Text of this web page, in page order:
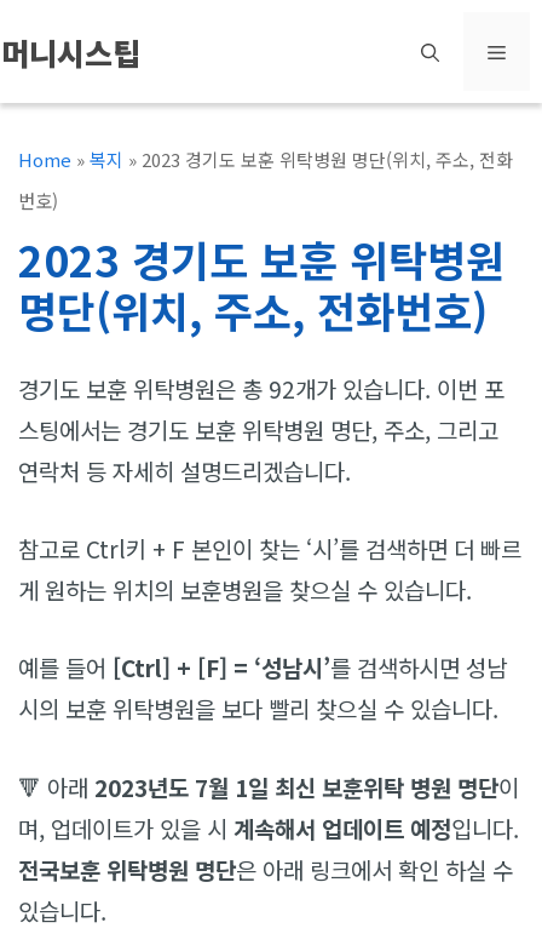
텐
츠
머니시스팁 메
Home »복지 » 2023 경기도 보훈 위탁병원 명단(위치, 주소, 전화
번호)
2023 경기도 보훈 위탁병원
명단(위치, 주소, 전화번호)
경기도 보훈 위탁병원은 총 92개가 있습니다. 이번 포
스팅에서는 경기도 보훈 위탁병원 명단, 주소, 그리고
연락처 등 자세히 설명드리겠습니다.
참고로 Ctrl키 + F 본인이 찾는 ‘시’를 검색하면 더 빠르
게 원하는 위치의 보훈병원을 찾으실 수 있습니다.
예를 들어 [Ctrl] + [F] = ‘성남시’를 검색하시면 성남
시의 보훈 위탁병원을 보다 빨리 찾으실 수 있습니다.
🔻 아래 2023년도 7월 1일 최신 보훈위탁 병원 명단이
며, 업데이트가 있을 시 계속해서 업데이트 예정입니다.
전국보훈 위탁병원 명단은 아래 링크에서 확인 하실 수
있습니다.